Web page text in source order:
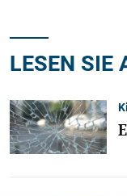
LESEN SIE